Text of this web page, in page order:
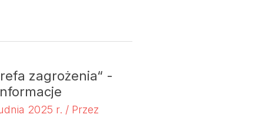
zagrożenia“ -
2025 r. / Przez